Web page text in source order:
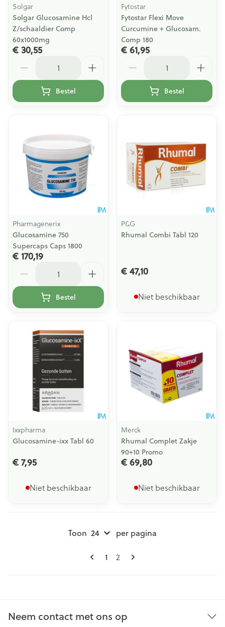
Solgar
Solgar Glucosamine Hcl
Z/schaaldier Comp
60x1000mg
€ 30,55
Bestel
Fytostar
Fytostar Flexi Move
Curcumine + Glucosam.
Comp 180
€ 61,95
Bestel
Pharmagenerix
Glucosamine 750
Supercaps Caps 1800
€ 170,19
Bestel
P&G
Rhumal Combi Tabl 120
€ 47,10
Niet beschikbaar
Ixxpharma
Glucosamine-ixx Tabl 60
€ 7,95
Niet beschikbaar
Merck
Rhumal Complet Zakje
90+10 Promo
€ 69,80
Niet beschikbaar
Pagina's
U lees momenteel pagina
1 Pagina
2
Toon per pagina
Neem contact met ons op